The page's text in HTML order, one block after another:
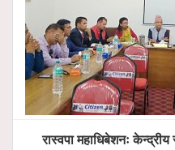
रास्वपा महाधिबेशनः